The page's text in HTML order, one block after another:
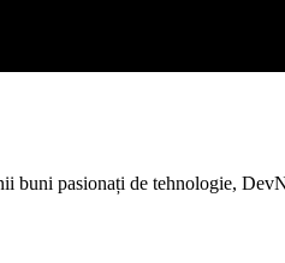
pasionați de tehnologie,